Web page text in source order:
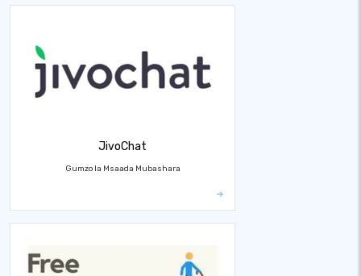
JivoChat
Gumzo la Msaada Mubashara